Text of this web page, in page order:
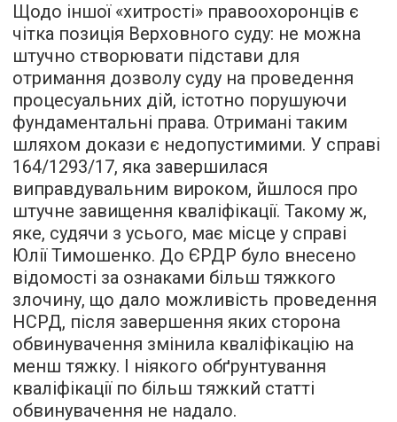
Щодо іншої «хитрості» правоохоронців є
чітка позиція Верховного суду: не можна
штучно створювати підстави для
отримання дозволу суду на проведення
процесуальних дій, істотно порушуючи
фундаментальні права. Отримані таким
шляхом докази є недопустимими. У справі
164/1293/17, яка завершилася
виправдувальним вироком, йшлося про
штучне завищення кваліфікації. Такому ж,
яке, судячи з усього, має місце у справі
Юлії Тимошенко. До ЄРДР було внесено
відомості за ознаками більш тяжкого
злочину, що дало можливість проведення
НСРД, після завершення яких сторона
обвинувачення змінила кваліфікацію на
менш тяжку. І ніякого обґрунтування
кваліфікації по більш тяжкий статті
обвинувачення не надало.